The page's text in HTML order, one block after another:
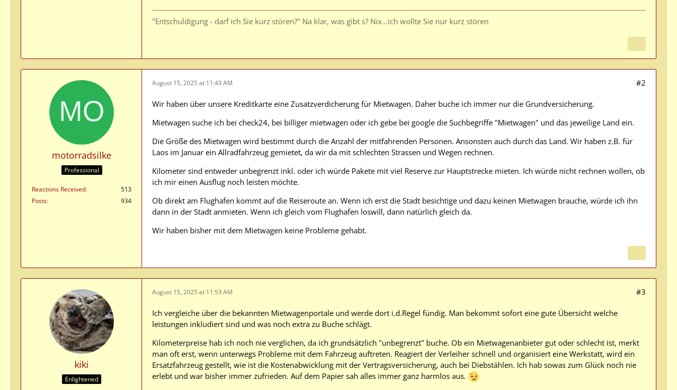
"Entschuldigung - darf ich Sie kurz stören?" Na klar, was gibt s? Nix...ich wollte Sie nur kurz stören
motorradsilke
Professional
Reactions Received
513
Posts
934
August 15, 2025 at 11:43 AM #2
Wir haben über unsere Kreditkarte eine Zusatzverdicherung für Mietwagen. Daher buche ich immer nur die Grundversicherung.
Mietwagen suche ich bei check24, bei billiger mietwagen oder ich gebe bei google die Suchbegriffe "Mietwagen" und das jeweilige Land ein.
Die Größe des Mietwagen wird bestimmt durch die Anzahl der mitfahrenden Personen. Ansonsten auch durch das Land. Wir haben z.B. für
Laos im Januar ein Allradfahrzeug gemietet, da wir da mit schlechten Strassen und Wegen rechnen.
Kilometer sind entweder unbegrenzt inkl. oder ich würde Pakete mit viel Reserve zur Hauptstrecke mieten. Ich würde nicht rechnen wollen, ob
ich mir einen Ausflug noch leisten möchte.
Ob direkt am Flughafen kommt auf die Reiseroute an. Wenn ich erst die Stadt besichtige und dazu keinen Mietwagen brauche, würde ich ihn
dann in der Stadt anmieten. Wenn ich gleich vom Flughafen loswill, dann natürlich gleich da.
Wir haben bisher mit dem Mietwagen keine Probleme gehabt.
kiki
Enlightened
August 15, 2025 at 11:53 AM #3
Ich vergleiche über die bekannten Mietwagenportale und werde dort i.d.Regel fündig. Man bekommt sofort eine gute Übersicht welche
leistungen inkludiert sind und was noch extra zu Buche schlägt.
Kilometerpreise hab ich noch nie verglichen, da ich grundsätzlich "unbegrenzt" buche. Ob ein Mietwagenanbieter gut oder schlecht ist, merkt
man oft erst, wenn unterwegs Probleme mit dem Fahrzeug auftreten. Reagiert der Verleiher schnell und organisiert eine Werkstatt, wird ein
Ersatzfahrzeug gestellt, wie ist die Kostenabwicklung mit der Vertragsversicherung, auch bei Diebstählen. Ich hab sowas zum Glück noch nie
erlebt und war bisher immer zufrieden. Auf dem Papier sah alles immer ganz harmlos aus.